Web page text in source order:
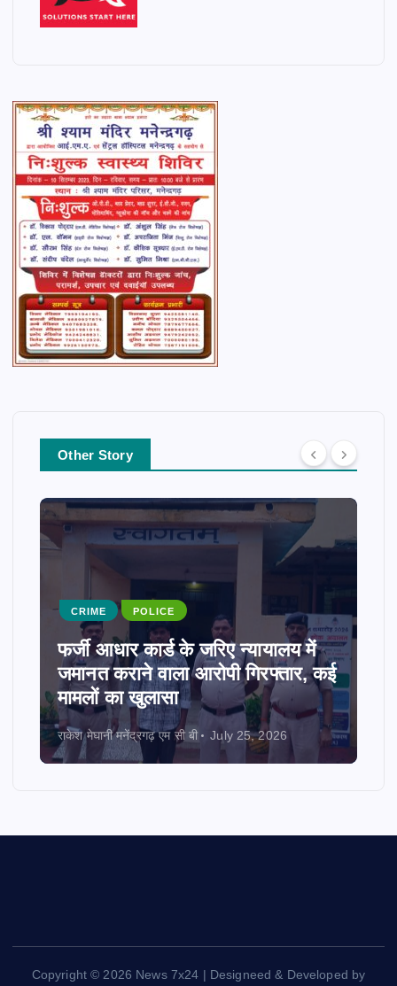
Other Story
CRIME POLICE
फर्जी आधार कार्ड के जरिए न्यायालय में
जमानत कराने वाला आरोपी गिरफ्तार, कई
मामलों का खुलासा
राकेश मेघानी मनेंद्रगढ़ एम सी बी July 25, 2026
Copyright © 2026 News 7x24 | Designeed & Developed by